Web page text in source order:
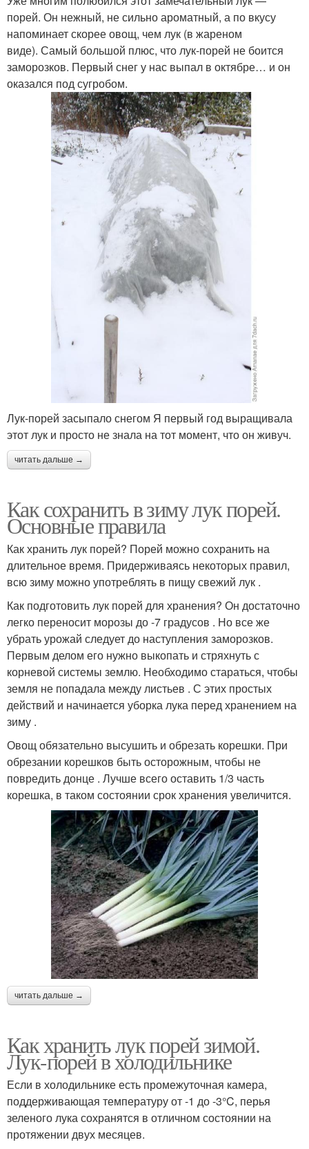
порей. Он нежный, не сильно ароматный, а по вкусу
напоминает скорее овощ, чем лук (в жареном
виде). Самый большой плюс, что лук-порей не боится
заморозков. Первый снег у нас выпал в октябре… и он
оказался под сугробом.
Лук-порей засыпало снегом Я первый год выращивала
этот лук и просто не знала на тот момент, что он живуч.
читать дальше →
Как сохранить в зиму лук порей.
Основные правила
Как хранить лук порей? Порей можно сохранить на
длительное время. Придерживаясь некоторых правил,
всю зиму можно употреблять в пищу свежий лук .
Как подготовить лук порей для хранения? Он достаточно
легко переносит морозы до -7 градусов . Но все же
убрать урожай следует до наступления заморозков.
Первым делом его нужно выкопать и стряхнуть с
корневой системы землю. Необходимо стараться, чтобы
земля не попадала между листьев . С этих простых
действий и начинается уборка лука перед хранением на
зиму .
Овощ обязательно высушить и обрезать корешки. При
обрезании корешков быть осторожным, чтобы не
повредить донце . Лучше всего оставить 1/3 часть
корешка, в таком состоянии срок хранения увеличится.
читать дальше →
Как хранить лук порей зимой.
Лук-порей в холодильнике
Если в холодильнике есть промежуточная камера,
поддерживающая температуру от -1 до -3°C, перья
зеленого лука сохранятся в отличном состоянии на
протяжении двух месяцев.